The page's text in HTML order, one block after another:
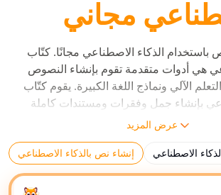
مجاني
باستخدام الذكاء الاصطناعي مجانًا. كتّاب
هي أدوات متقدمة تقوم بإنشاء النصوص
الآلي ونماذج اللغة الكبيرة. يقوم كتّاب
بإنشاء جمل وفقرات ومستندات كاملة
المستخدم من خلال نماذج اللغة الكبيرة
بإنشاء نص مقروء للإنسان بناءً على
والخوارزميات وبيانات التدريب. الوظيفة
الذكاء الاصطناعي هي أتمتة إنشاء المحتوى
عرض المزيد
إنشاء نص بالذكاء الاصطناعي الاصطناعي